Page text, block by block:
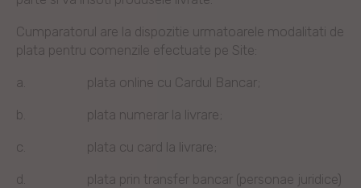
Cumparatorul are la dispozitie urmatoarele modalitati de
plata pentru comenzile efectuate pe Site:
a. plata online cu Cardul Bancar;
b. plata numerar la livrare;
c. plata cu card la livrare;
d. plata prin transfer bancar (personae juridice)